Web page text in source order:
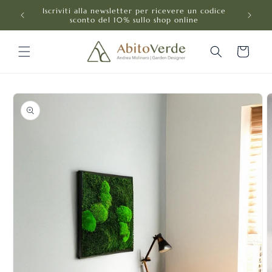
direttamenteIscriviti alla newsletter per ricevere un codice
sconto del 10% sullo shop online
Carrello
Passa alle
informazioni
sul prodotto